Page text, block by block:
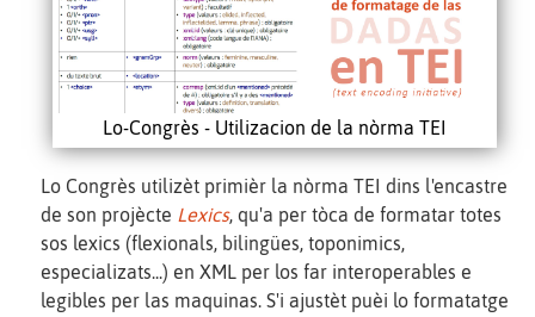
Lo-Congrès - Utilizacion de la nòrma TEI
Lo Congrès utilizèt primièr la nòrma TEI dins l'encastre
de son projècte Lexics, qu'a per tòca de formatar totes
sos lexics (flexionals, bilingües, toponimics,
especializats...) en XML per los far interoperables e
legibles per las maquinas. S'i ajustèt puèi lo formatatge